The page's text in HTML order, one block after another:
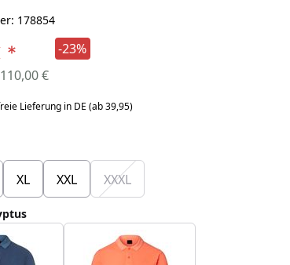
178854
*
€
-23%
Lieferung in DE (ab 39,95)
XL XXL XXXL